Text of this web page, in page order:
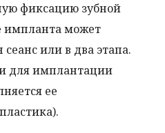
фиксацию зубной
импланта может
или в два этапа.
для имплантации
ее